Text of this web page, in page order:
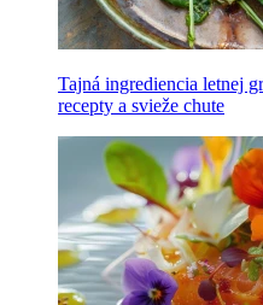
Tajná ingrediencia letnej
recepty a svieže chute